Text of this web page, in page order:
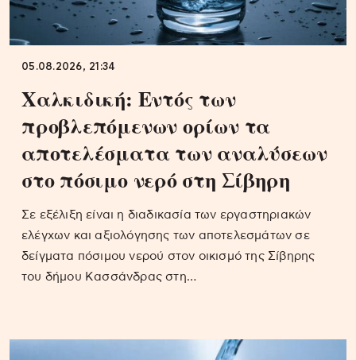
05.08.2026, 21:34
Χαλκιδική: Εντός των
προβλεπόμενων ορίων τα
αποτελέσματα των αναλύσεων
στο πόσιμο νερό στη Σίβηρη
Σε εξέλιξη είναι η διαδικασία των εργαστηριακών
ελέγχων και αξιολόγησης των αποτελεσμάτων σε
δείγματα πόσιμου νερού στον οικισμό της Σίβηρης
του δήμου Κασσάνδρας στη…